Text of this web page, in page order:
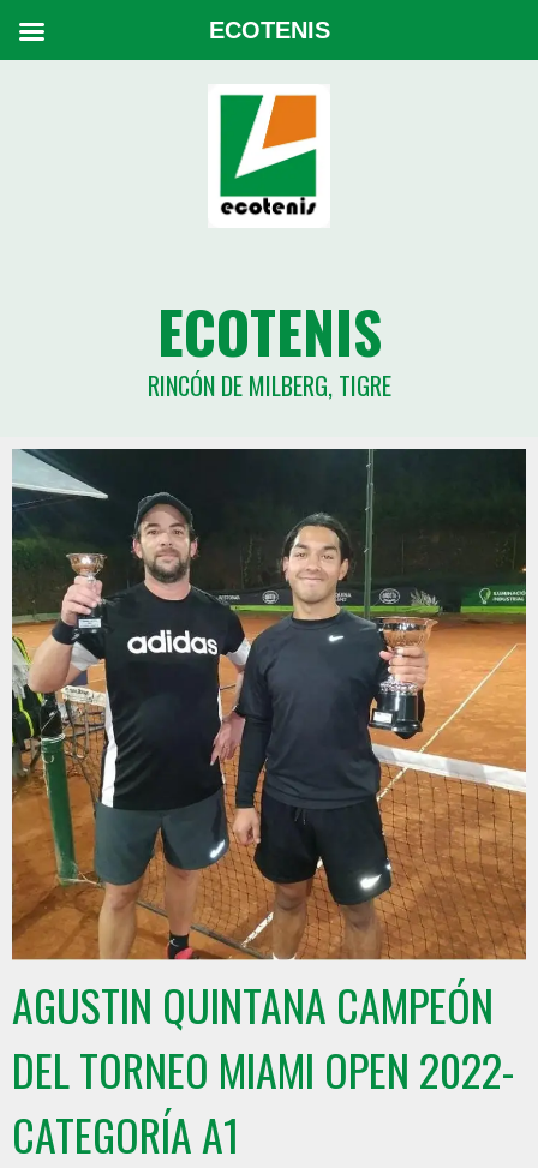
ECOTENIS
RINCÓN DE MILBERG, TIGRE
AGUSTIN QUINTANA CAMPEÓN
DEL TORNEO MIAMI OPEN 2022-
CATEGORÍA A1
ECOTENIS